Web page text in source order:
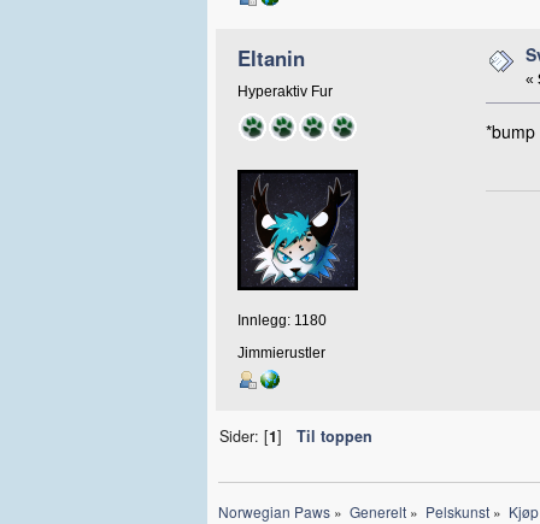
Eltanin
Hyperaktiv Fur
Innlegg: 1180
Jimmierustler
«
Sider: [1] Til toppen
Norwegian Paws » Generelt» Pelskunst»